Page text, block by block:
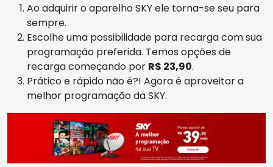
Ao adquirir o aparelho SKY ele torna-se seu para
sempre.
Escolhe uma possibilidade para recarga com sua
programação preferida. Temos opções de
recarga começando por R$ 23,90.
Prático e rápido não é?! Agora é aproveitar a
melhor programação da SKY.